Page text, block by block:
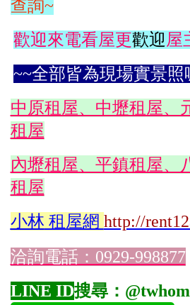
查詢~
歡迎來電看屋更歡迎屋
~~全部皆為現場實景照
中原租屋、中壢租屋、
租屋
內壢租屋、平鎮租屋、
租屋
小林 租屋網 http://
洽詢電話：0929-998877
LINE ID搜尋：